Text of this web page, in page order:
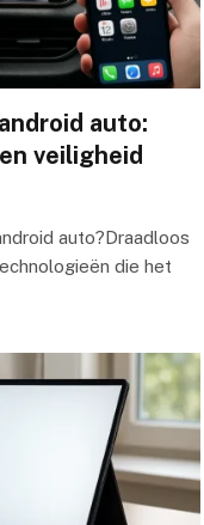
auto:
veiligheid
auto?Draadloos
die het